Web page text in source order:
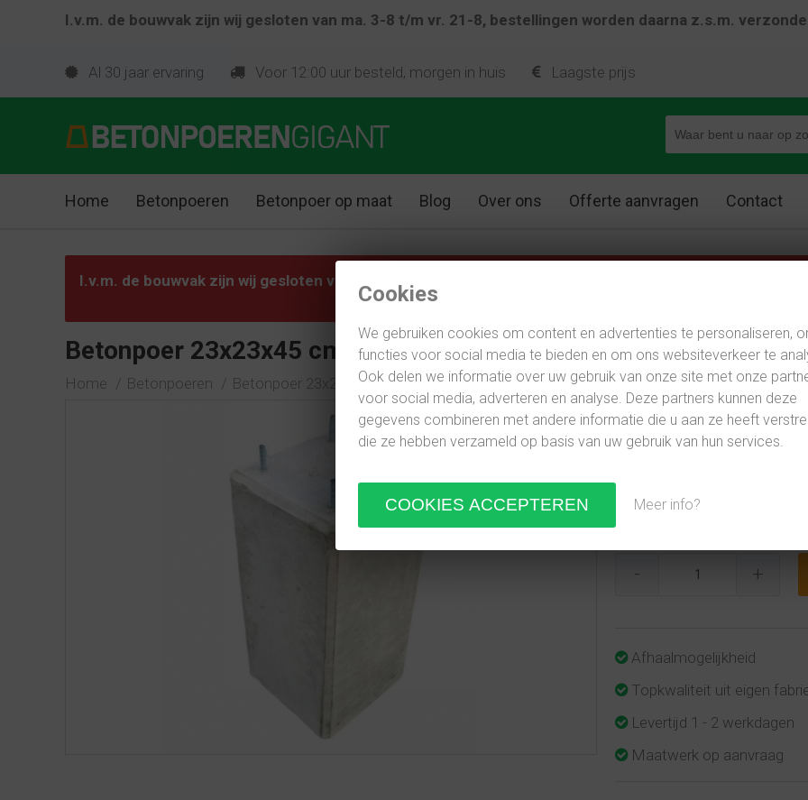
I.v.m. de bouwvak zijn wij gesloten van ma. 3-8 t/m vr. 21-8, bestellingen worden daarna z.s.m.
Al 30 jaar ervaring Voor 12:00 uur besteld, morgen in huis Laagste prijs
Home Betonpoeren Betonpoer op maat Blog Over ons Offerte aanvragen Contact
I.v.m. de bouwvak zijn wij gesloten van ma. 3-8 t/m vr. 21-8, bestellingen worden daarna z.s.m.
Betonpoer 23x23x45 cm met 4x draadeind M10
Home Betonpoeren
Betonpoer 23x23x45 cm met 4x draadeind M10
Gewicht:
€ 54,91
€ 45,38
- +
Afhaalmogelijkheid
Topkwaliteit uit eigen
Levertijd 1 - 2 werkdagen
Maatwerk op aanvraag
Betonpoer 23x23x45 cm met 4x draadeind M10
Cookies
We gebruiken cookies om content en advertenties te personaliseren,
functies voor social media te bieden en om ons websiteverkeer te
Ook delen we informatie over uw gebruik van onze site met onze
voor social media, adverteren en analyse. Deze partners kunnen deze
gegevens combineren met andere informatie die u aan ze heeft
die ze hebben verzameld op basis van uw gebruik van hun services.
Meer info?